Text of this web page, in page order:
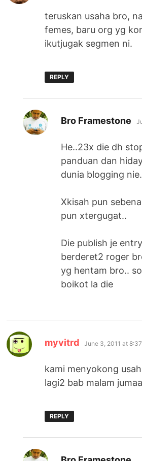
teruskan usaha bro,
femes, baru org yg
ikutjugak segmen ni.
REPLY
Bro Framestone
He..23x die dh
panduan dan
dunia blogging
Xkisah pun
pun xtergugat..
Die publish je
berderet2 roger
yg hentam bro..
boikot la die
myvitrd says:
June 3, 2011 at
kami menyokong
lagi2 bab malam
REPLY